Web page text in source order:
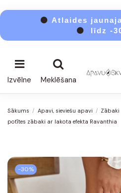
⚫ Atlaides
⚫
līdz -
Izvēlne Meklēšana
Sākums Apavi, sieviešu apavi Zābaki
potītes zābaki ar lakota efekta Ravanthia
-30%